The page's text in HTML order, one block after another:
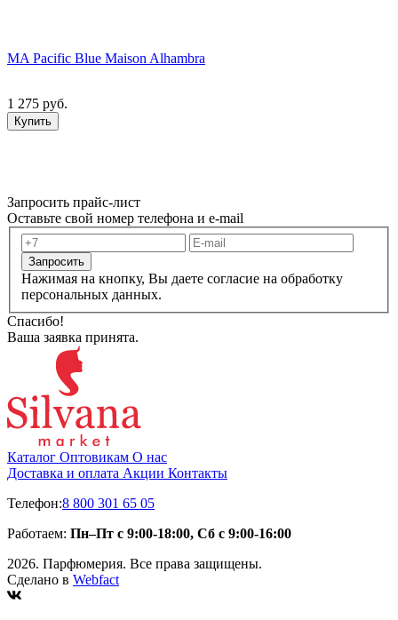
MA Pacific Blue Maison Alhambra
1 275 руб.
Купить
Запросить прайс-лист
Оставьте свой номер телефона и e-mail
Запросить
Нажимая на кнопку, Вы даете согласие на обработку
персональных данных.
Спасибо!
Ваша заявка принята.
Каталог Оптовикам О нас
Доставка и оплата Акции Контакты
Телефон:8 800 301 65 05
Работаем: Пн–Пт с 9:00-18:00, Сб с 9:00-16:00
2026. Парфюмерия. Все права защищены.
Сделано в Webfact